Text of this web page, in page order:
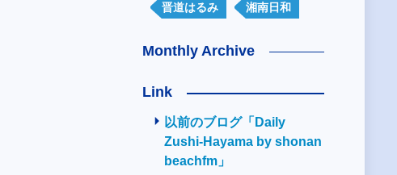
晋道はるみ 湘南日和
Monthly Archive
Link
以前のブログ「Daily
Zushi-Hayama by shonan
beachfm」